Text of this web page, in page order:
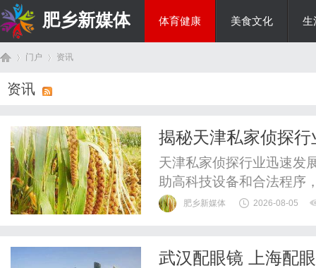
肥乡新媒体 体育健康 美食文化 生
门户 资讯
资讯
揭秘天津私家侦探
天津私家侦探行业迅速发
助高科技设备和合法程序
肥乡新媒体 2026-08-05
武汉配眼镜 上海配